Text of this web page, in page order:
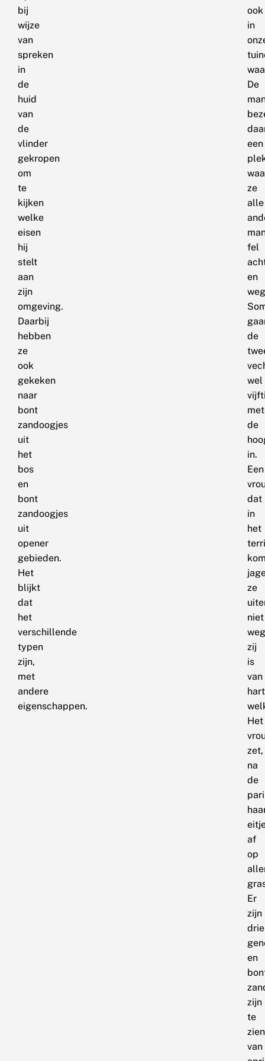
bij
wijze
van
spreken
in
de
huid
van
de
vlinder
gekropen
om
te
kijken
welke
eisen
hij
stelt
aan
zijn
omgeving.
Daarbij
hebben
ze
ook
gekeken
naar
bont
zandoogjes
uit
het
bos
en
bont
zandoogjes
uit
opener
gebieden.
Het
blijkt
dat
het
verschillende
typen
zijn,
met
andere
eigenschappen.
ook
in
De
een
ze
alle
fel
en
de
wel
de
in.
Een
dat
in
het
ze
niet
zij
is
van
Het
zet,
na
de
af
op
Er
zijn
drie
en
zijn
te
zien
van